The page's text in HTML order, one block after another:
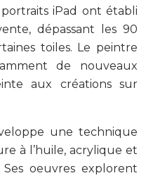
portraits iPad ont établi
dépassant les 90
toiles. Le peintre
de nouveaux
aux créations sur
une technique
à l’huile, acrylique et
oeuvres explorent